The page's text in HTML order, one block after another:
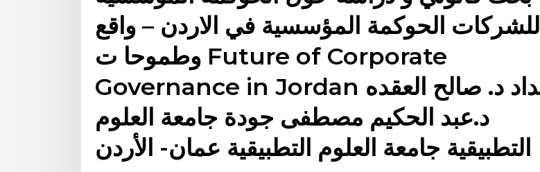
للشركات الحوكمة المؤسسية في الاردن – واقع
وطموحا ت Future of Corporate
Governance in Jordan إعداد د. صالح العقده
د.عبد الحكيم مصطفى جودة جامعة العلوم
التطبيقية جامعة العلوم التطبيقية عمان- الأردن